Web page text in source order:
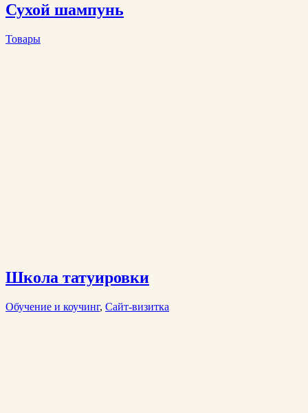
Сухой шампунь
Товары
Школа татуировки
Обучение и коучинг, Сайт-визитка